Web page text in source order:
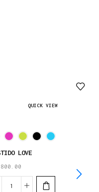
QUICK VIEW
LOVE